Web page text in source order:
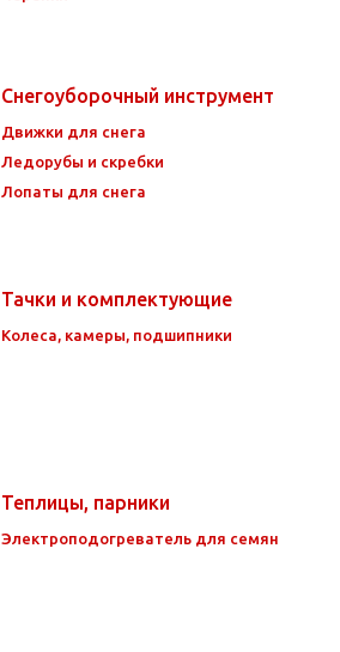
Снегоуборочный инструмент
Движки для снега
Ледорубы и скребки
Лопаты для снега
Тачки и комплектующие
Колеса, камеры, подшипники
Теплицы, парники
Электроподогреватель для семян